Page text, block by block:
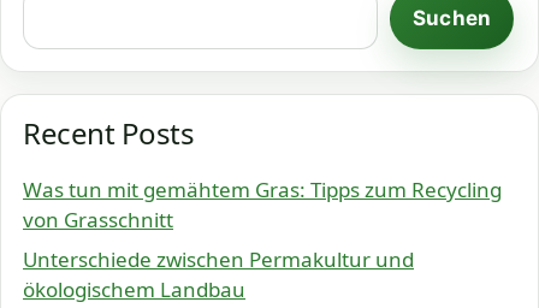
Suchen
Recent Posts
Was tun mit gemähtem Gras: Tipps zum Recycling
von Grasschnitt
Unterschiede zwischen Permakultur und
ökologischem Landbau